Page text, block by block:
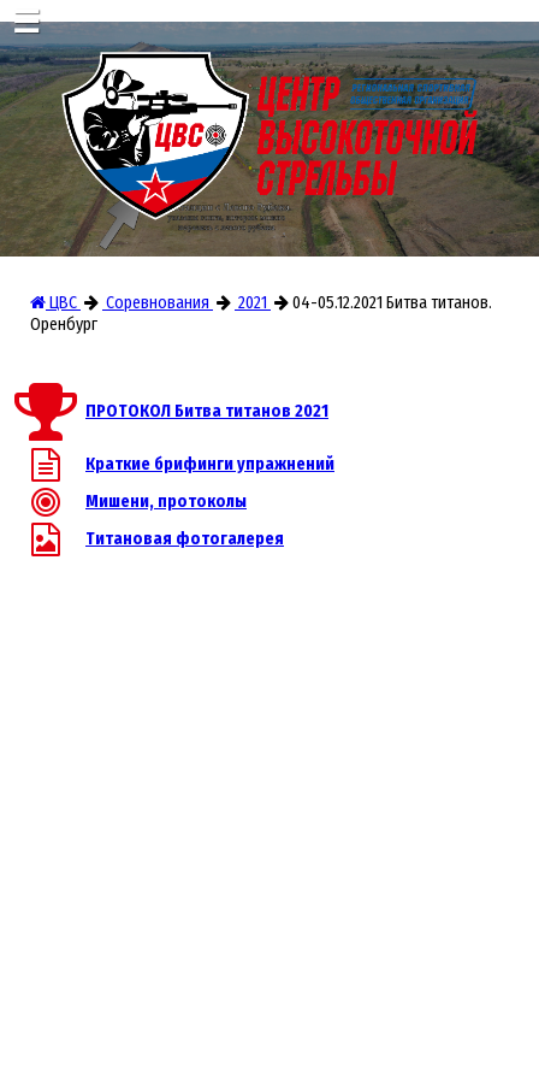
☰
ЦВС Соревнования 2021
04-05.12.2021 Битва титанов.
Оренбург
ПРОТОКОЛ Битва титанов 2021
Краткие брифинги упражнений
Мишени, протоколы
Титановая фотогалерея